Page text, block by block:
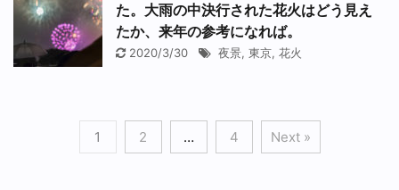
た。大雨の中決行された花火はどう見え
たか、来年の参考になれば。
2020/3/30 夜景, 東京, 花火
1 2 … 4 Next »